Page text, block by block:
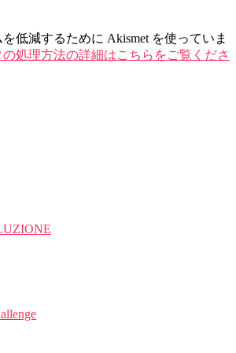
低減するために Akismet を使っていま
処理方法の詳細はこちらをご覧くださ